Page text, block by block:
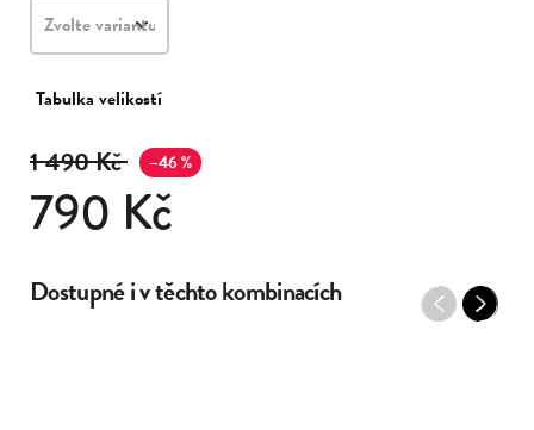
1 490 Kč –46 %
790 Kč
Tabulka velikostí
Dostupné i v těchto kombinacích PreviousNext